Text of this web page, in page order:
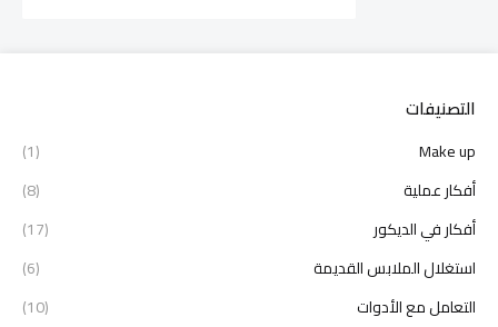
التصنيفات
Make up
(1)
أفكار عملية
(8)
أفكار في الديكور
(17)
استغلال الملابس القديمة
(6)
التعامل مع الأدوات
(10)